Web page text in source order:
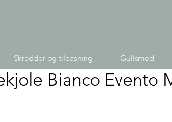
Skredder og tilpasning Gullsmed
Bianco Evento